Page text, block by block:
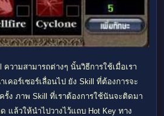
ความสามารถต่างๆ นั้นวิธีการใช้เมื่อเรา
เคอร์เซอร์เลื่อนไป ยัง Skill ที่ต้องการจะ
รั้ง ภาพ Skill ที่เราต้องการใช้นันจะติดมา
แล้วให้นำไปวางไว้แถบ Hot Key ทาง